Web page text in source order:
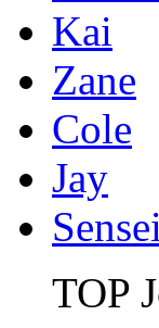
Kai
Zane
Cole
Jay
TOP